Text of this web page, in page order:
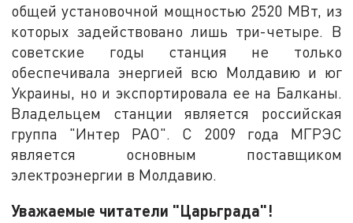
общей установочной мощностью 2520 МВт, из
которых задействовано лишь три-четыре. В
советские годы станция не только
обеспечивала энергией всю Молдавию и юг
Украины, но и экспортировала ее на Балканы.
Владельцем станции является российская
группа "Интер РАО". С 2009 года МГРЭС
является основным поставщиком
электроэнергии в Молдавию.
Уважаемые читатели "Царьграда"!